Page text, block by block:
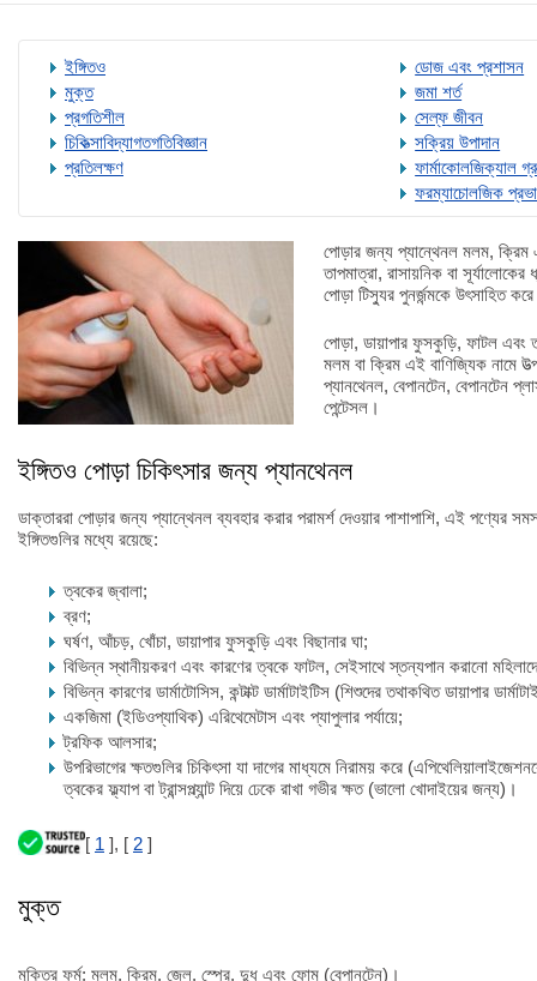
ইঙ্গিতও
মুক্ত
প্রগতিশীল
চিকিত্সাবিদ্যাগতগতিবিজ্ঞান
প্রতিলক্ষণ
ডোজ এবং প্রশাসন
জমা শর্ত
সেল্ফ জীবন
সক্রিয় উপাদান
ফার্মাকোলজিক্যাল
ফরম্যাচোলজিক
পোড়ার জন্য প্যান্থেনল মলম, ক্রিম
তাপমাত্রা, রাসায়নিক বা
পোড়া টিস্যুর পুনর্জন্মকে উৎসাহিত
পোড়া, ডায়াপার ফুসকুড়ি, ফাটল এবং
মলম বা ক্রিম এই বাণিজ্যিক নামে
প্যানথেনল, বেপানটেন, বেপানটেন
পেন্টেসল।
ইঙ্গিতও পোড়া চিকিৎসার জন্য প্যানথেনল
ডাক্তাররা পোড়ার জন্য প্যান্থেনল ব্যবহার করার পরামর্শ দেওয়ার পাশাপাশি, এই পণ্যের
ইঙ্গিতগুলির মধ্যে রয়েছে:
ত্বকের জ্বালা;
ব্রণ;
ঘর্ষণ, আঁচড়, খোঁচা, ডায়াপার ফুসকুড়ি এবং বিছানার ঘা;
বিভিন্ন স্থানীয়করণ এবং কারণের ত্বকে ফাটল, সেইসাথে স্তন্যপান করানো
বিভিন্ন কারণের ডার্মাটোসিস, কন্টাক্ট ডার্মাটাইটিস (শিশুদের তথাকথিত ডায়াপার
একজিমা (ইডিওপ্যাথিক) এরিথেমেটাস এবং প্যাপুলার পর্যায়ে;
ট্রফিক আলসার;
উপরিভাগের ক্ষতগুলির চিকিৎসা যা দাগের মাধ্যমে নিরাময় করে
ত্বকের ফ্ল্যাপ বা ট্রান্সপ্ল্যান্ট দিয়ে ঢেকে রাখা গভীর ক্ষত (ভালো খোদাইয়ের জন্য)।
[ 1 ], [ 2 ]
মুক্ত
মুক্তির ফর্ম: মলম, ক্রিম, জেল, স্প্রে, দুধ এবং ফোম (বেপানটেন)।